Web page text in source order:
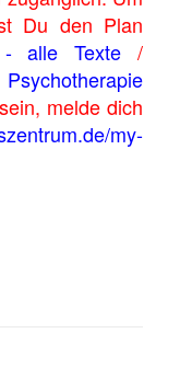
Du den Plan
- alle Texte /
melde dich
my-